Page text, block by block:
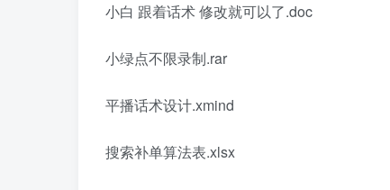
小白 跟着话术 修改就可以了.doc
小绿点不限录制.rar
平播话术设计.xmind
搜索补单算法表.xlsx